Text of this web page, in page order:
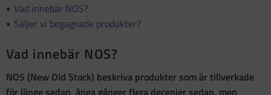
Vad innebär NOS?
Säljer vi begagnade produkter?
Vad innebär NOS?
NOS (New Old Stock) beskriva produkter som ärtillverkade
för länge sedan, ånga gånger flera decenier sedan, men